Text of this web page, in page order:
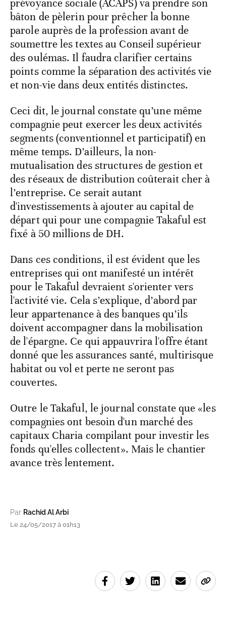
prévoyance sociale (ACAPS) va prendre son
bâton de pèlerin pour prêcher la bonne
parole auprès de la profession avant de
soumettre les textes au Conseil supérieur
des oulémas. Il faudra clarifier certains
points comme la séparation des activités vie
et non-vie dans deux entités distinctes.
Ceci dit, le journal constate qu’une même
compagnie peut exercer les deux activités
segments (conventionnel et participatif) en
même temps. D’ailleurs, la non-
mutualisation des structures de gestion et
des réseaux de distribution coûterait cher à
l’entreprise. Ce serait autant
d'investissements à ajouter au capital de
départ qui pour une compagnie Takaful est
fixé à 50 millions de DH.
Dans ces conditions, il est évident que les
entreprises qui ont manifesté un intérêt
pour le Takaful devraient s'orienter vers
l'activité vie. Cela s’explique, d’abord par
leur appartenance à des banques qu’ils
doivent accompagner dans la mobilisation
de l'épargne. Ce qui appauvrira l'offre étant
donné que les assurances santé, multirisque
habitat ou vol et perte ne seront pas
couvertes.
Outre le Takaful, le journal constate que «les
compagnies ont besoin d'un marché des
capitaux Charia compilant pour investir les
fonds qu'elles collectent». Mais le chantier
avance très lentement.
Par Rachid Al Arbi
Le 24/05/2017 à 01h13